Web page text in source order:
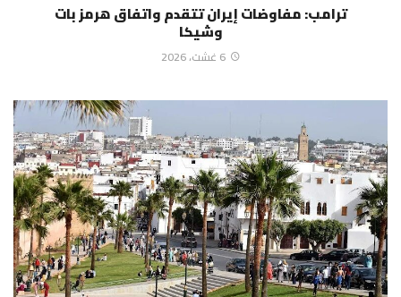
ترامب: مفاوضات إيران تتقدم واتفاق هرمز بات
وشيكا
6 غشت، 2026